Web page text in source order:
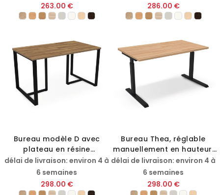
263.00 €
286.00 €
Bureau modèle D avec
plateau en résine
mélaminée
délai de livraison: environ 4 à
6 semaines
298.00 €
Bureau Thea, réglable
manuellement en hauteur,
avec plateau en résine
mélaminée
délai de livraison: environ 4 à
6 semaines
298.00 €